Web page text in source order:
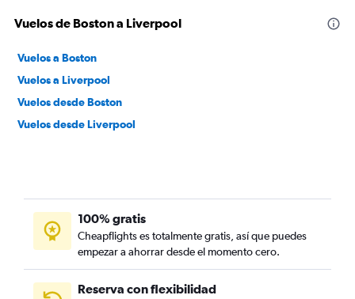
Vuelos de Boston a Liverpool
Vuelos a Boston
Vuelos a Liverpool
Vuelos desde Boston
Vuelos desde Liverpool
100% gratis
Cheapflights es totalmente gratis, así que puedes
empezar a ahorrar desde el momento cero.
Reserva con flexibilidad